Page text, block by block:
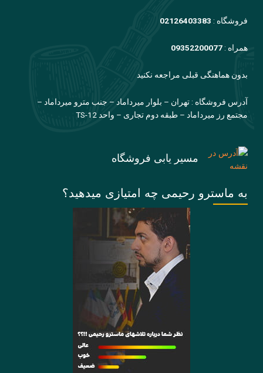
فروشگاه : 02126403383
همراه : 09352200077
بدون هماهنگی قبلی مراجعه نکنید
آدرس فروشگاه : تهران – بلوار میرداماد – جنب مترو میرداماد –
مجتمع رز میرداماد – طبقه دوم تجاری – واحد TS-12
مسیر یابی فروشگاه
به ماسترو رحیمی چه امتیازی میدهید؟